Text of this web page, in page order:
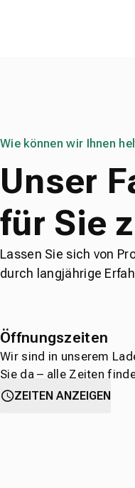
Wie können wir Ihnen
Unser
für Sie
Lassen Sie sich von
durch langjährige
Öffnungszeiten
Wir sind in unserem
Sie da – alle Zeiten
einen Blick.
ZEITEN ANZEIGEN